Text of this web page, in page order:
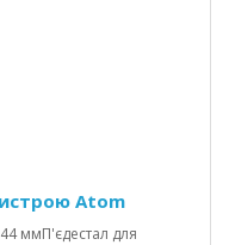
Atom
ммП'єдестал для